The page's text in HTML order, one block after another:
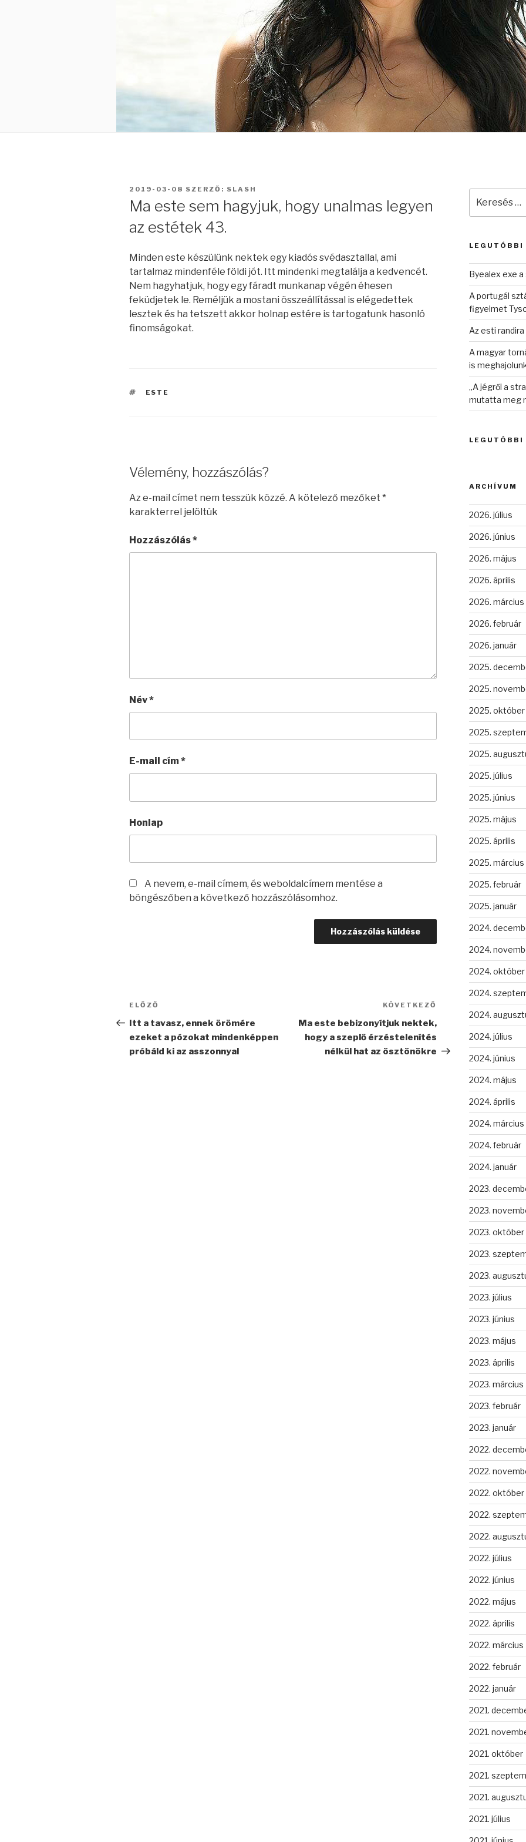
BEKÜLDVE:
2019-03-08 SZERZŐ: SLASH
Ma este sem hagyjuk, hogy unalmas legyen
az estétek 43.
Minden este készülünk nektek egy kiadós svédasztallal, ami
tartalmaz mindenféle földi jót. Itt mindenki megtalálja a kedvencét.
Nem hagyhatjuk, hogy egy fáradt munkanap végén éhesen
feküdjetek le. Reméljük a mostani összeállítással is elégedettek
lesztek és ha tetszett akkor holnap estére is tartogatunk hasonló
finomságokat.
CÍMKÉK
ESTE
Vélemény, hozzászólás?
Az e-mail címet nem tesszük közzé. A kötelező mezőket *
karakterrel jelöltük
Hozzászólás*
Név*
E-mail cím*
Honlap
A nevem, e-mail címem, és weboldalcímem mentése a
böngészőben a következő hozzászólásomhoz.
Bejegyzés
navigáció
Korábbi
bejegyzés
ELŐZŐ
Itt a tavasz, ennek örömére
ezeket a pózokat mindenképpen
próbáld ki az asszonnyal
Következő
bejegyzés
KÖVETKEZŐ
Ma este bebizonyítjuk nektek,
hogy a szeplő érzéstelenítés
nélkül hat az ösztönökre
következő
LEGUTÓBBI
Byealex exe
A portugál
figyelmet
Az esti
A magyar
is
„A jégről a
mutatta meg
LEGUTÓBBI
ARCHÍVUM
2026. július
2026. június
2026. május
2026. április
2026. március
2026. február
2026. január
2025.
2025.
2025. október
2025.
2025.
2025. július
2025. június
2025. május
2025. április
2025. március
2025. február
2025. január
2024.
2024.
2024. október
2024.
2024.
2024. július
2024. június
2024. május
2024. április
2024. március
2024. február
2024. január
2023.
2023.
2023. október
2023.
2023.
2023. július
2023. június
2023. május
2023. április
2023. március
2023. február
2023. január
2022.
2022.
2022. október
2022.
2022.
2022. július
2022. június
2022. május
2022. április
2022. március
2022. február
2022. január
2021.
2021.
2021. október
2021.
2021.
2021. július